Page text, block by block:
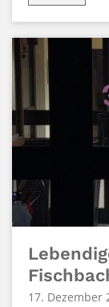
17. Dezember